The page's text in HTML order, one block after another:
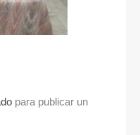
para publicar un